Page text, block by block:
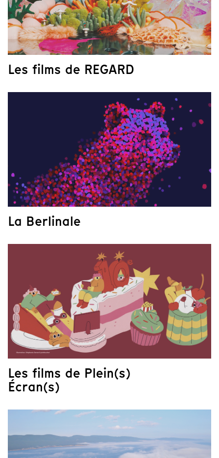
Les films de REGARD
La Berlinale
Les films de Plein(s)
Écran(s)